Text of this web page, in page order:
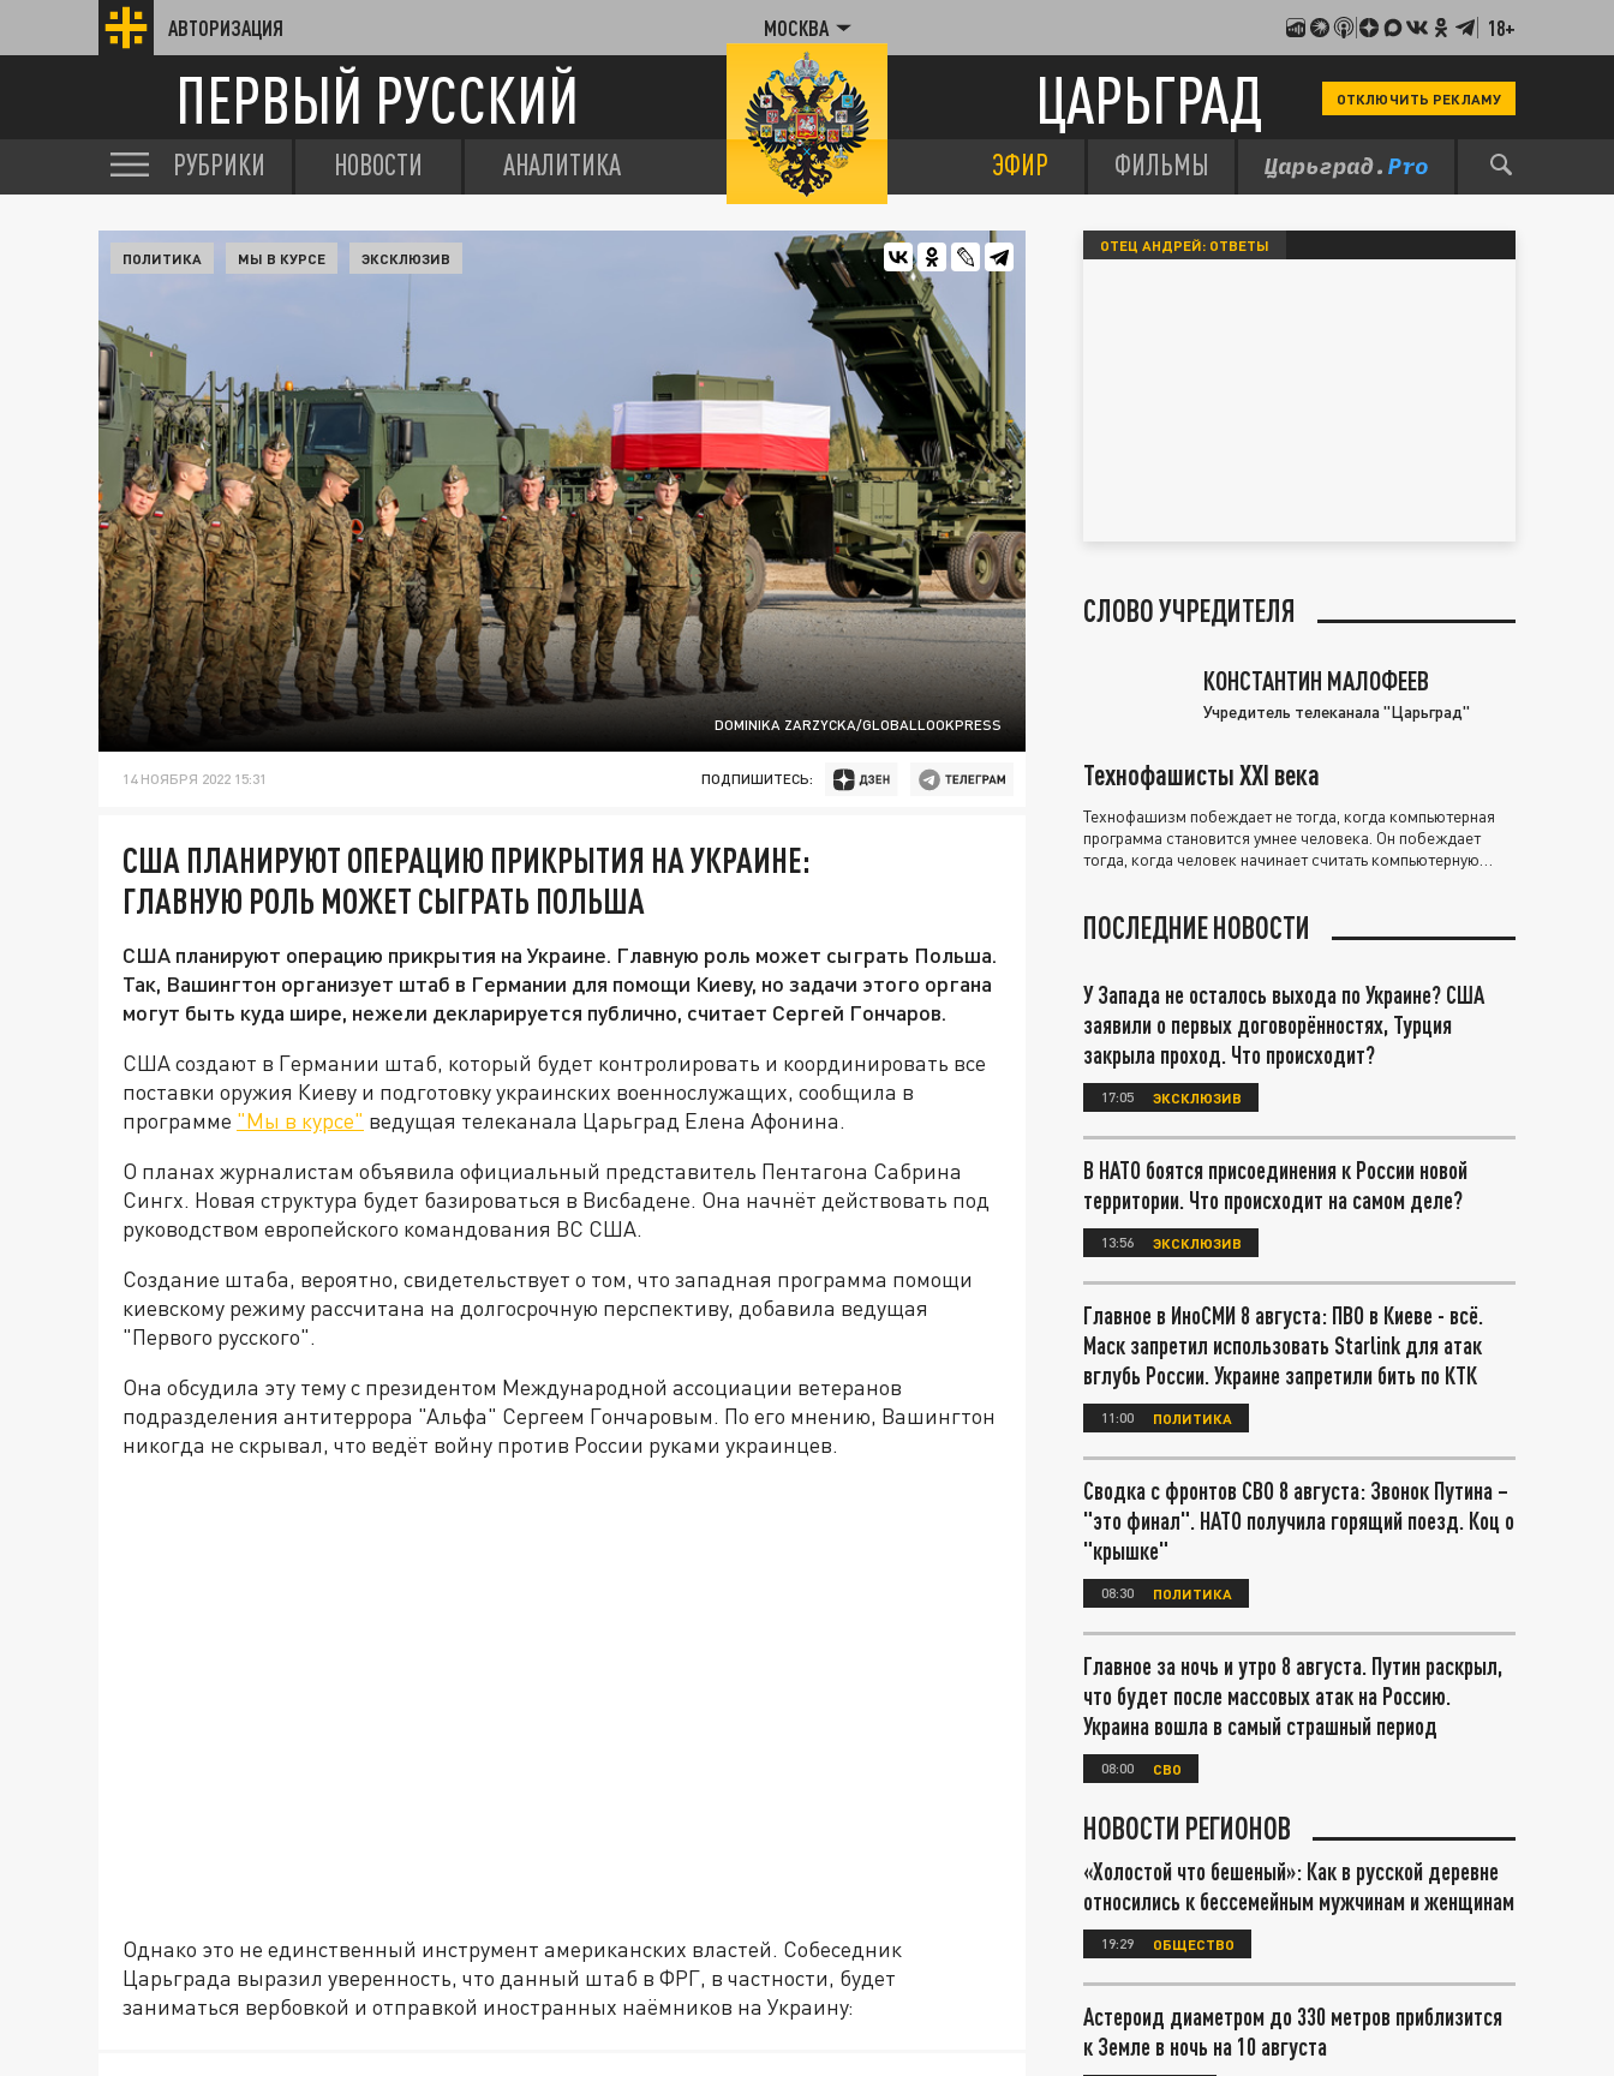
АВТОРИЗАЦИЯ МОСКВА 18+
ПЕРВЫЙ РУССКИЙ ЦАРЬГРАД ОТКЛЮЧИТЬ РЕКЛАМУ
РУБРИКИ НОВОСТИ АНАЛИТИКА ЭФИР ФИЛЬМЫ
DOMINIKA ZARZYCKA/GLOBALLOOKPRESS
ПОЛИТИКА МЫ В КУРСЕ ЭКСКЛЮЗИВ
14 НОЯБРЯ 2022 15:31 ПОДПИШИТЕСЬ:
США ПЛАНИРУЮТ ОПЕРАЦИЮ ПРИКРЫТИЯ НА УКРАИНЕ:
ГЛАВНУЮ РОЛЬ МОЖЕТ СЫГРАТЬ ПОЛЬША
США планируют операцию прикрытия на Украине. Главную роль может сыграть Польша.
Так, Вашингтон организует штаб в Германии для помощи Киеву, но задачи этого органа
могут быть куда шире, нежели декларируется публично, считает Сергей Гончаров.
США создают в Германии штаб, который будет контролировать и координировать все
поставки оружия Киеву и подготовку украинских военнослужащих, сообщила в
программе "Мы в курсе" ведущая телеканала Царьград Елена Афонина.
О планах журналистам объявила официальный представитель Пентагона Сабрина
Сингх. Новая структура будет базироваться в Висбадене. Она начнёт действовать под
руководством европейского командования ВС США.
Создание штаба, вероятно, свидетельствует о том, что западная программа помощи
киевскому режиму рассчитана на долгосрочную перспективу, добавила ведущая
"Первого русского".
Она обсудила эту тему с президентом Международной ассоциации ветеранов
подразделения антитеррора "Альфа" Сергеем Гончаровым. По его мнению, Вашингтон
никогда не скрывал, что ведёт войну против России руками украинцев.
Однако это не единственный инструмент американских властей. Собеседник
Царьграда выразил уверенность, что данный штаб в ФРГ, в частности, будет
заниматься вербовкой и отправкой иностранных наёмников на Украину:
ОТЕЦ АНДРЕЙ: ОТВЕТЫ
СЛОВО УЧРЕДИТЕЛЯ
КОНСТАНТИН МАЛОФЕЕВ
Учредитель телеканала "Царьград"
Технофашисты XXI века
Технофашизм побеждает не тогда, когда компьютерная
программа становится умнее человека. Он побеждает
тогда, когда человек начинает считать компьютерную
ПОСЛЕДНИЕ НОВОСТИ
У Запада не осталось выхода по Украине? США
заявили о первых договорённостях, Турция
закрыла проход. Что происходит?
17:05 ЭКСКЛЮЗИВ
В НАТО боятся присоединения к России новой
территории. Что происходит на самом деле?
13:56 ЭКСКЛЮЗИВ
Главное в ИноСМИ 8 августа: ПВО в Киеве - всё.
Маск запретил использовать Starlink для атак
вглубь России. Украине запретили бить по КТК
11:00 ПОЛИТИКА
Сводка с фронтов СВО 8 августа: Звонок Путина –
"это финал". НАТО получила горящий поезд. Коц о
"крышке"
08:30 ПОЛИТИКА
Главное за ночь и утро 8 августа. Путин раскрыл,
что будет после массовых атак на Россию.
Украина вошла в самый страшный период
08:00 СВО
НОВОСТИ РЕГИОНОВ
«Холостой что бешеный»: Как в русской деревне
относились к бессемейным мужчинам и женщинам
19:29 ОБЩЕСТВО
Астероид диаметром до 330 метров приблизится
к Земле в ночь на 10 августа